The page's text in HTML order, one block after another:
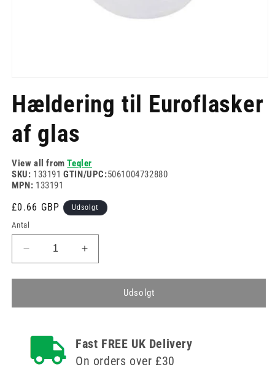
Hældering til Euroflasker
af glas
View all fromTeqler
SKU: 133191GTIN/UPC:5061004732880
MPN: 133191
Normalpris
£0.66 GBP Udsolgt
Antal
Reducer
antallet
for
til
Øg
antallet
for
Hældering
til
glas
Udsolgt
Fast FREE UK Delivery
On orders over £30